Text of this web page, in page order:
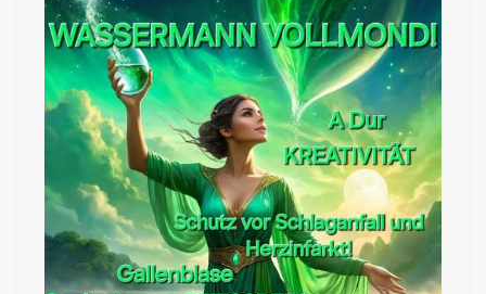
Am
7.
Oktober
Um
5.47
Uhr
Auch
Den
VOLLMOND
Feiern
Wird!